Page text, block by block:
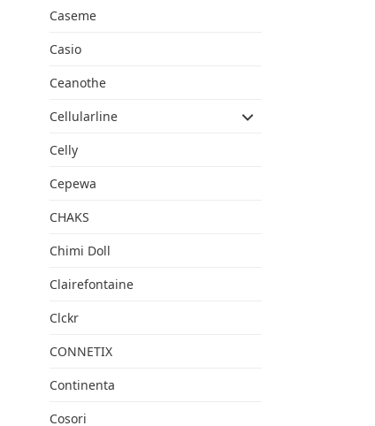
Caseme
Casio
Ceanothe
Cellularline
Celly
Cepewa
CHAKS
Chimi Doll
Clairefontaine
Clckr
CONNETIX
Continenta
Cosori